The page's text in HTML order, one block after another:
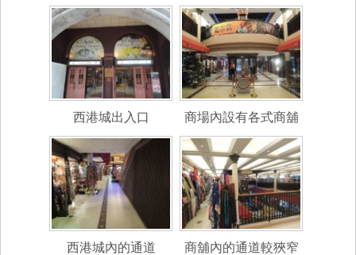
西港城出入口 商場內設有各式商舖
西港城內的通道 商舖內的通道較狹窄